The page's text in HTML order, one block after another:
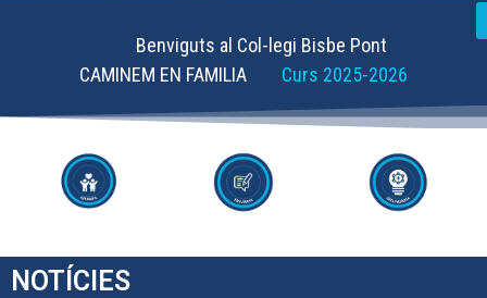
Benviguts al Col-legi Bisbe Pont
CAMINEM EN FAMILIA Curs 2025-2026
NOTÍCIES